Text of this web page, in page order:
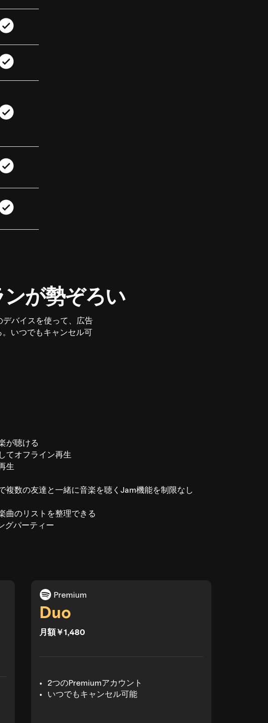
が勢ぞろい
バイスを使って、広告
いつでもキャンセル可
が聴ける
てオフライン再生
生
複数の友達と一緒に音楽を聴くJam機能を制限なし
曲のリストを整理できる
グパーティー
Premium
Duo
月額￥1,480
2つのPremiumアカウント
いつでもキャンセル可能